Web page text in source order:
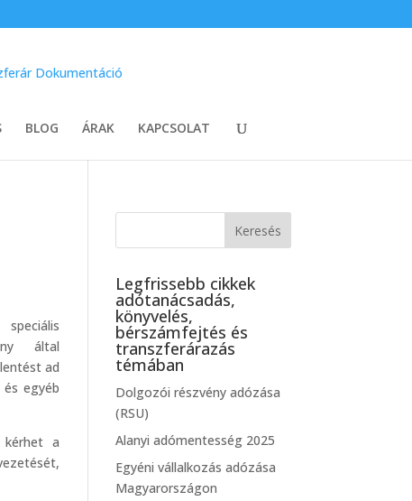
BLOG ÁRAK KAPCSOLAT
által
ad
egyéb
kérhet a
Legfrissebb cikkek
adótanácsadás,
könyvelés,
bérszámfejtés és
transzferárazás
témában
Dolgozói részvény adózása
(RSU)
Alanyi adómentesség 2025
Egyéni vállalkozás adózása
Magyarországon